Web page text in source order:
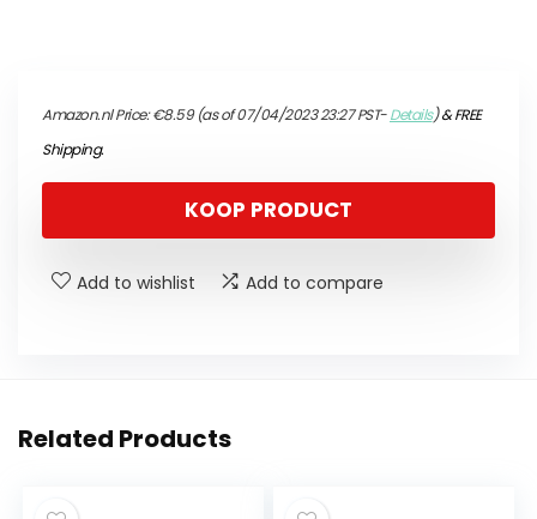
Amazon.nl Price:€8.59(as of 07/04/2023 23:27 PST-Details)&FREE
Shipping.
KOOP PRODUCT
Add to wishlist Add to compare
Related Products